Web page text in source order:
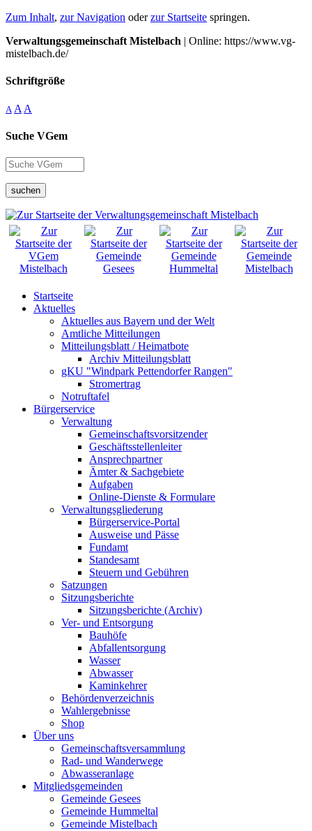
Zum Inhalt, zur Navigation oderzur Startseite springen.
Verwaltungsgemeinschaft Mistelbach | Online: https://www.vg-
mistelbach.de/
Schriftgröße
A A A
Suche VGem
suchen
Startseite
Aktuelles
Aktuelles aus Bayern und der Welt
Amtliche Mitteilungen
Mitteilungsblatt / Heimatbote
Archiv Mitteilungsblatt
gKU "Windpark Pettendorfer Rangen"
Stromertrag
Notruftafel
Bürgerservice
Verwaltung
Gemeinschaftsvorsitzender
Geschäftsstellenleiter
Ansprechpartner
Ämter & Sachgebiete
Aufgaben
Online-Dienste & Formulare
Verwaltungsgliederung
Bürgerservice-Portal
Ausweise und Pässe
Fundamt
Standesamt
Steuern und Gebühren
Satzungen
Sitzungsberichte
Sitzungsberichte (Archiv)
Ver- und Entsorgung
Bauhöfe
Abfallentsorgung
Wasser
Abwasser
Kaminkehrer
Behördenverzeichnis
Wahlergebnisse
Shop
Über uns
Gemeinschaftsversammlung
Rad- und Wanderwege
Abwasseranlage
Mitgliedsgemeinden
Gemeinde Gesees
Gemeinde Hummeltal
Gemeinde Mistelbach